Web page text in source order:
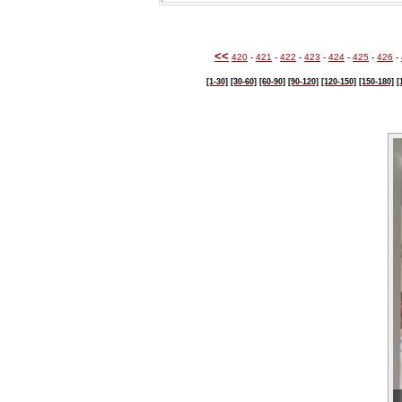
<< 420 - 421 - 422 - 423 - 424 - 425 - 426 -
[1-30] [30-60] [60-90] [90-120] [120-150] [150-180]